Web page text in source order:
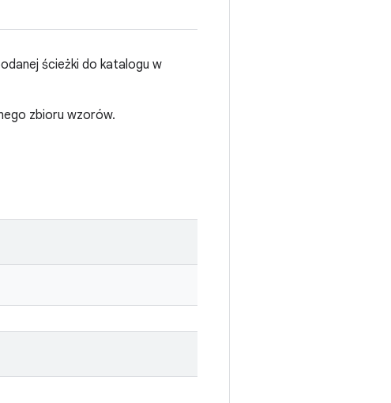
ścieżki do katalogu w
zbioru wzorów.